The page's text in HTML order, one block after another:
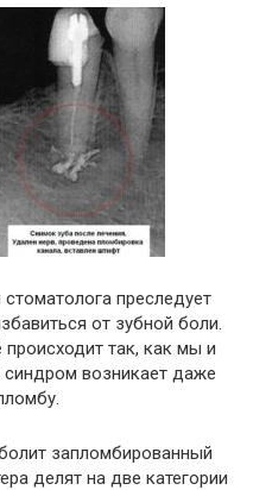
преследует
от зубной боли.
так, как мы и
возникает даже
запломбированный
делят на две категории